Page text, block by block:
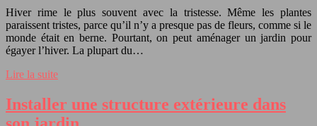
Hiver rime le plus souvent avec la tristesse. Même les plantes
paraissent tristes, parce qu’il n’y a presque pas de fleurs, comme si le
monde était en berne. Pourtant, on peut aménager un jardin pour
égayer l’hiver. La plupart du…
Lire la suite
Installer une structure extérieure dans